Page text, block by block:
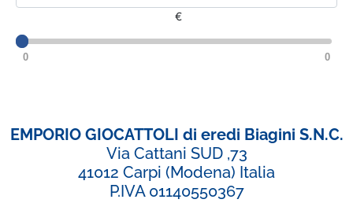
€
0 0
EMPORIO GIOCATTOLI di eredi Biagini S.N.C.
Via Cattani SUD ,73
41012 Carpi (Modena) Italia
P.IVA 01140550367